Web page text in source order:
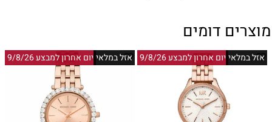
מוצרים דומים
יום אחרון למבצע 9/8/26אזל במלאי יום אחרון למבצע 9/8/26אזל במלאי